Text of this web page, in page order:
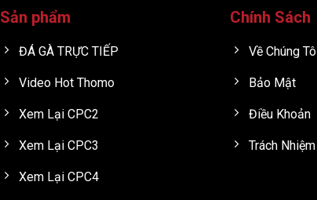
Sản phẩm
ĐÁ GÀ TRỰC TIẾP
Video Hot Thomo
Xem Lại CPC2
Xem Lại CPC3
Xem Lại CPC4
Chính Sách
Về Chúng
Bảo Mật
Điều Khoản
Trách Nhiệm